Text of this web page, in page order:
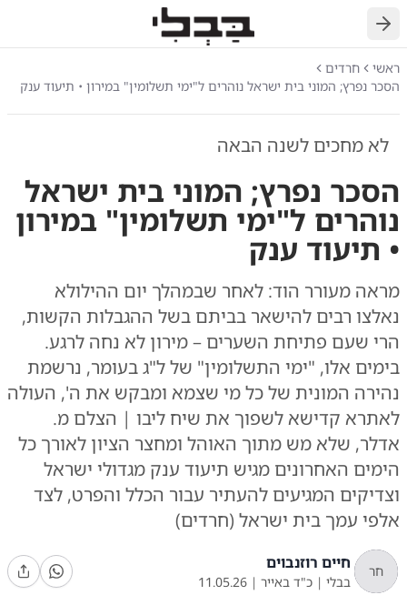
חזרה
ראשי
חרדים
הסכר נפרץ; המוני בית ישראל נוהרים ל"ימי תשלומין" במירון • תיעוד ענק
לא מחכים לשנה הבאה
הסכר נפרץ; המוני בית ישראל
נוהרים ל"ימי תשלומין" במירון
• תיעוד ענק
מראה מעורר הוד: לאחר שבמהלך יום ההילולא
נאלצו רבים להישאר בביתם בשל ההגבלות הקשות,
הרי שעם פתיחת השערים – מירון לא נחה לרגע.
בימים אלו, "ימי התשלומין" של ל"ג בעומר, נרשמת
נהירה המונית של כל מי שצמא ומבקש את ה', העולה
לאתרא קדישא לשפוך את שיח ליבו | הצלם מ.
אדלר, שלא מש מתוך האוהל ומחצר הציון לאורך כל
הימים האחרונים מגיש תיעוד ענק מגדולי ישראל
וצדיקים המגיעים להעתיר עבור הכלל והפרט, לצד
אלפי עמך בית ישראל (חרדים)
חר חיים רוזנבוים
בבלי | כ"ד באייר |
11.05.26